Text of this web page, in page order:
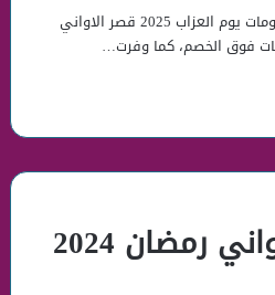
لا تفوت فرصة التسوق من خصومات يوم العزاب 2025 قصر الاواني
فوق الخصم، كما وفرت…
رمضان 2024